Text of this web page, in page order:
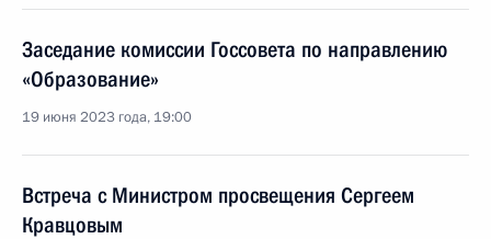
Заседание комиссии Госсовета по направлению
«Образование»
19 июня 2023 года, 19:00
Встреча с Министром просвещения Сергеем
Кравцовым